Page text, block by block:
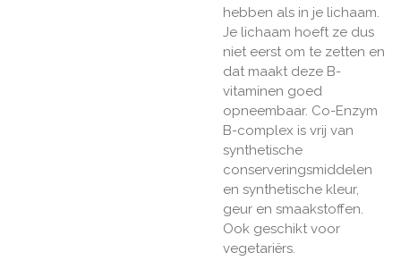
hebben als in je lichaam.
Je lichaam hoeft ze dus
niet eerst om te zetten en
dat maakt deze B-
vitaminen goed
opneembaar. Co-Enzym
B-complex is vrij van
synthetische
conserveringsmiddelen
en synthetische kleur,
geur en smaakstoffen.
Ook geschikt voor
vegetariërs.